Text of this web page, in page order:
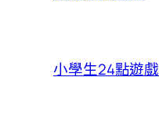
小學生24點遊戲